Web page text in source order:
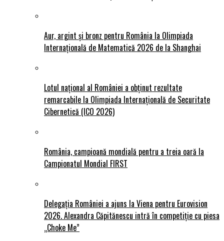
Aur, argint și bronz pentru România la Olimpiada
Internațională de Matematică 2026 de la Shanghai
Lotul național al României a obținut rezultate
remarcabile la Olimpiada Internațională de Securitate
Cibernetică (ICO 2026)
România, campioană mondială pentru a treia oară la
Campionatul Mondial FIRST
Delegația României a ajuns la Viena pentru Eurovision
2026. Alexandra Căpitănescu intră în competiție cu piesa
„Choke Me”